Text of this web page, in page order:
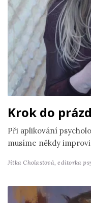
Krok do
Při aplikování
musíme někdy
Jitka Cholastová,editorka